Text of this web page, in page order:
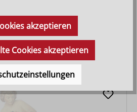
akzeptieren
Cookies akzeptieren